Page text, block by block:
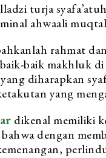
turja
ahwaali
rahmat
baik makhluk
diharapkan
yang
dikenal memiliki
dengan